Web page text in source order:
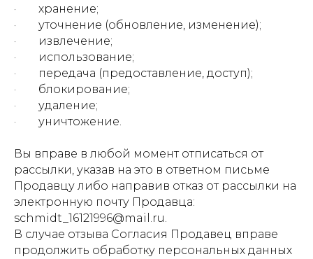
· хранение;
· уточнение (обновление, изменение);
· извлечение;
· использование;
· передача (предоставление, доступ);
· блокирование;
· удаление;
· уничтожение.
Вы вправе в любой момент отписаться от
рассылки, указав на это в ответном письме
Продавцу либо направив отказ от рассылки на
электронную почту Продавца:
schmidt_16121996@mail.ru.
В случае отзыва Согласия Продавец вправе
продолжить обработку персональных данных
КОНТАКТЫ
+7 999 699 70 69
Владислав Леви
Пн-Пт: с 10.00 до 19.00